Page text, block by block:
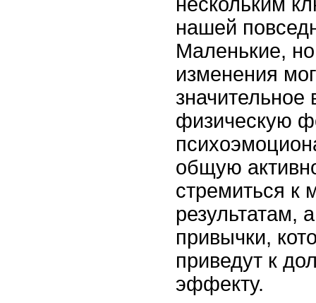
нашей
Маленькие,
изменения
значительное
физическую
общую
стремиться к
результатам,
привычки,
приведут к
эффекту.